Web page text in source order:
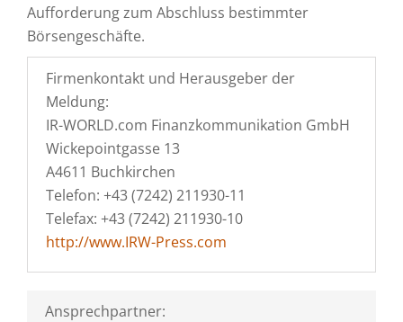
Aufforderung zum Abschluss bestimmter
Börsengeschäfte.
Firmenkontakt und Herausgeber der
Meldung:
IR-WORLD.com Finanzkommunikation GmbH
Wickepointgasse 13
A4611 Buchkirchen
Telefon: +43 (7242) 211930-11
Telefax: +43 (7242) 211930-10
http://www.IRW-Press.com
Ansprechpartner: